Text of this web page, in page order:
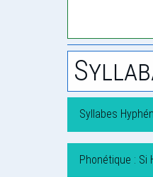
Syllabes
Phonétique : Si